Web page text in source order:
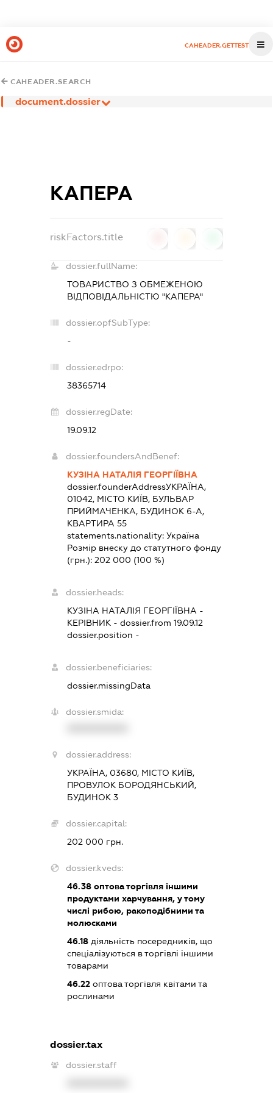
CAHEADER.GETTEST
CAHEADER.SEARCH
document.dossier
КАПЕРА
riskFactors.title
dossier.fullName:
ТОВАРИСТВО З ОБМЕЖЕНОЮ
ВІДПОВІДАЛЬНІСТЮ "КАПЕРА"
dossier.opfSubType:
-
dossier.edrpo:
38365714
dossier.regDate:
19.09.12
dossier.foundersAndBenef:
КУЗІНА НАТАЛІЯ ГЕОРГІЇВНА
dossier.founderAddressУКРАЇНА,
01042, МІСТО КИЇВ, БУЛЬВАР
ПРИЙМАЧЕНКА, БУДИНОК 6-А,
КВАРТИРА 55
statements.nationality: Україна
Розмір внеску до статутного фонду
(грн.): 202 000 (100 %)
dossier.heads:
КУЗІНА НАТАЛІЯ ГЕОРГІЇВНА -
КЕРІВНИК - dossier.from 19.09.12
dossier.position -
dossier.beneficiaries:
dossier.missingData
dossier.smida:
dossier.address:
УКРАЇНА, 03680, МІСТО КИЇВ,
ПРОВУЛОК БОРОДЯНСЬКИЙ,
БУДИНОК 3
dossier.capital:
202 000 грн.
dossier.kveds:
46.38оптова торгівля іншими
продуктами харчування, у тому
числі рибою, ракоподібними та
молюсками
46.18діяльність посередників, що
спеціалізуються в торгівлі іншими
товарами
46.22оптова торгівля квітами та
рослинами
dossier.tax
dossier.staff